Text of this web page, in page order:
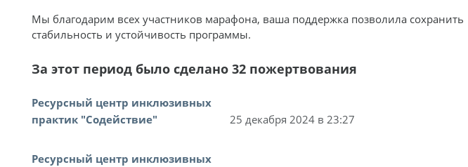
Мы благодарим всех участников марафона, ваша поддержка позволила сохранить
стабильность и устойчивость программы.
За этот период было сделано 32 пожертвования
Ресурсный центр инклюзивных
практик "Содействие"
25 декабря 2024 в 23:27
Ресурсный центр инклюзивных